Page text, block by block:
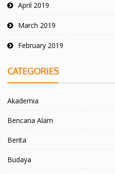
April 2019
March 2019
February 2019
CATEGORIES
Akademia
Bencana Alam
Berita
Budaya